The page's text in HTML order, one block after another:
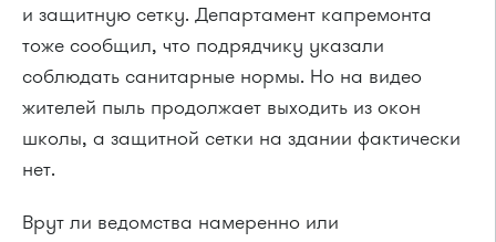
и защитную сетку. Департамент капремонта
тоже сообщил, что подрядчику указали
соблюдать санитарные нормы. Но на видео
жителей пыль продолжает выходить из окон
школы, а защитной сетки на здании фактически
нет.
Врут ли ведомства намеренно или